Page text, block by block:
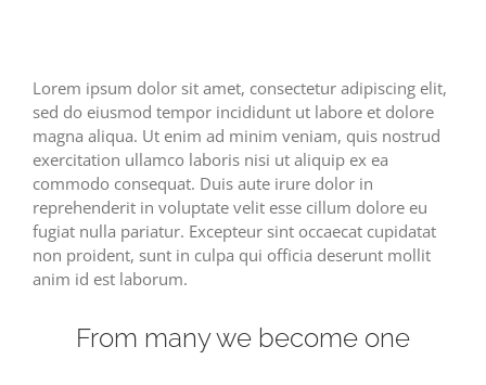
Lorem ipsum dolor sit amet, consectetur adipiscing elit,
sed do eiusmod tempor incididunt ut labore et dolore
magna aliqua. Ut enim ad minim veniam, quis nostrud
exercitation ullamco laboris nisi ut aliquip ex ea
commodo consequat. Duis aute irure dolor in
reprehenderit in voluptate velit esse cillum dolore eu
fugiat nulla pariatur. Excepteur sint occaecat cupidatat
non proident, sunt in culpa qui officia deserunt mollit
anim id est laborum.
From many we become one